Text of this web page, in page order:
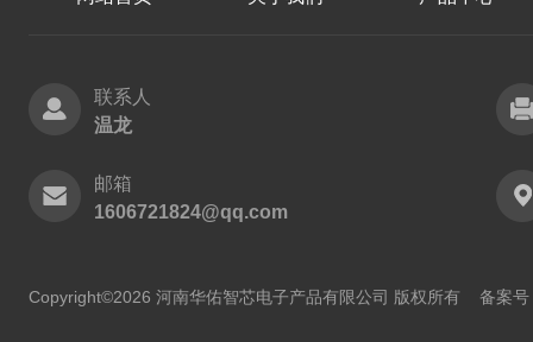
联系人
温龙
邮箱
1606721824@qq.com
Copyright©2026 河南华佑智芯电子产品有限公司 版权所有 备案